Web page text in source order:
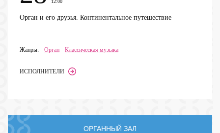
12:00
Орган и его друзья. Континентальное путешествие
Жанры: Орган Классическая музыка
ИСПОЛНИТЕЛИ
ОРГАННЫЙ ЗАЛ